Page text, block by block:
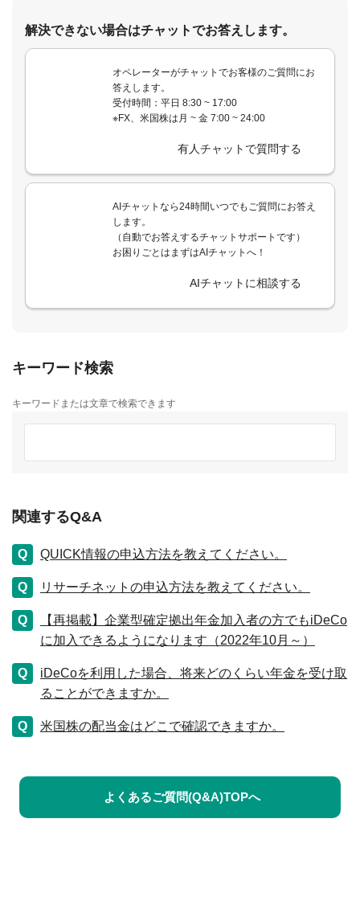
解決できない場合はチャットでお答えします。
オペレーターがチャットでお客様のご質問にお
答えします。
受付時間：平日 8:30 ~ 17:00
※FX、米国株は月 ~ 金 7:00 ~ 24:00
有人チャットで質問する
AIチャットなら24時間いつでもご質問にお答え
します。
（自動でお答えするチャットサポートです）
お困りごとはまずはAIチャットへ！
AIチャットに相談する
キーワード検索
キーワードまたは文章で検索できます
関連するQ&A
QUICK情報の申込方法を教えてください。
リサーチネットの申込方法を教えてください。
【再掲載】企業型確定拠出年金加入者の方でもiDeCo
に加入できるようになります（2022年10月～）
iDeCoを利用した場合、将来どのくらい年金を受け取
ることができますか。
米国株の配当金はどこで確認できますか。
よくあるご質問(Q&A)TOPへ